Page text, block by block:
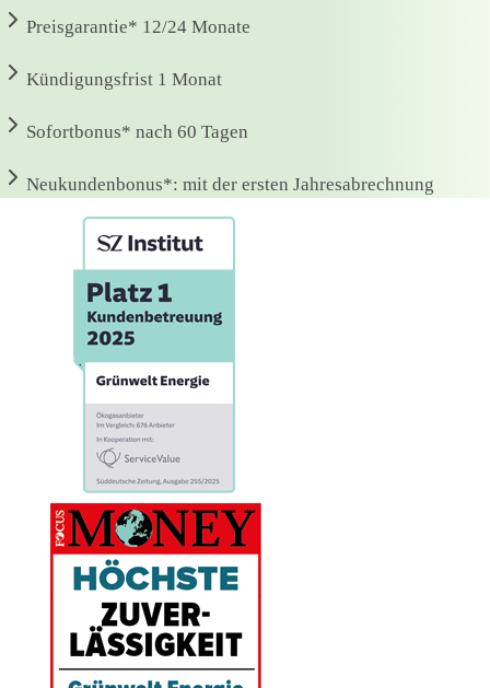
Preisgarantie* 12/24 Monate
Kündigungsfrist 1 Monat
Sofortbonus* nach 60 Tagen
Neukundenbonus*: mit der ersten Jahresabrechnung